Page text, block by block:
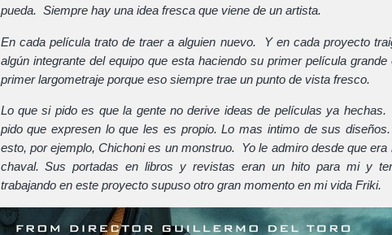
pueda. Siempre hay una idea fresca que viene de un artista.
En cada película trato de traer a alguien nuevo. Y en cada proyecto
algún integrante del equipo que esta haciendo su primer película grande
primer largometraje porque eso siempre trae un punto de vista fresco.
Lo que si pido es que la gente no derive ideas de películas ya
pido que expresen lo que les es propio. Lo mas intimo de sus
esto, por ejemplo, Chichoni es un monstruo. Yo le admiro desde que era
chaval. Sus portadas en libros y revistas eran un hito para mi y
trabajando en este proyecto supuso otro gran momento en mi vida Friki.